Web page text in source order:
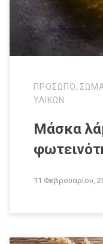
ΠΡΟΣΩΠΟ,
ΥΛΙΚΩΝ
Μάσκα
11 Φεβρουαρίου,